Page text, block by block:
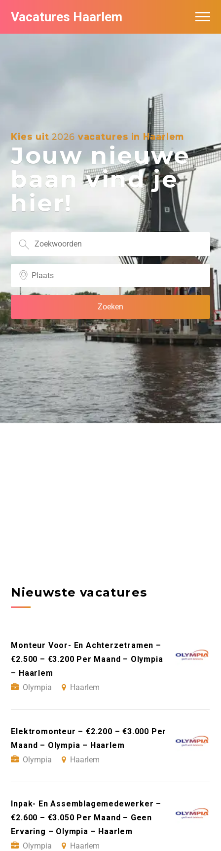
Vacatures Haarlem
Kies uit2026 vacatures in Haarlem
Jouw nieuwe
baan vind je
hier!
Nieuwste vacatures
Monteur Voor- En Achterzetramen –
€2.500 – €3.200 Per Maand – Olympia
– Haarlem
Olympia
Haarlem
Elektromonteur – €2.200 – €3.000 Per
Maand – Olympia – Haarlem
Olympia
Haarlem
Inpak- En Assemblagemedewerker –
€2.600 – €3.050 Per Maand – Geen
Ervaring – Olympia – Haarlem
Olympia
Haarlem
Vacatures per bedrijf in Haarlem